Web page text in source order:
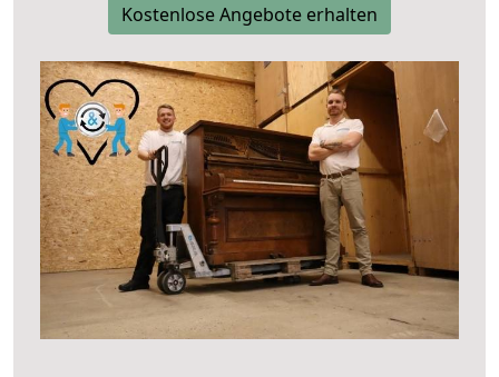
Kostenlose Angebote erhalten